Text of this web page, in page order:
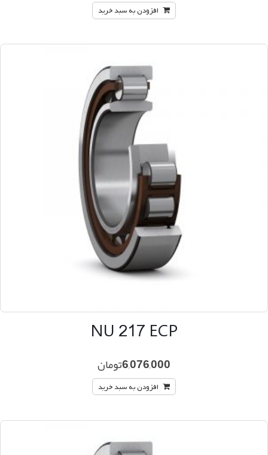
افزودن به سبد خرید
NU 217 ECP
6,076,000تومان
افزودن به سبد خرید